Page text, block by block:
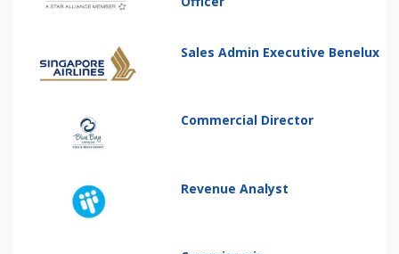
Sales Admin Executive Benelux
Commercial Director
Revenue Analyst